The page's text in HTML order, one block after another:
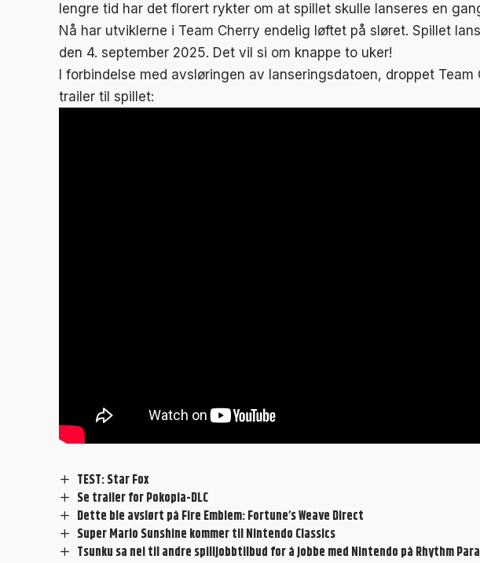
lengre tid har det florert rykter om at spillet skulle lanseres en
Nå har utviklerne i Team Cherry endelig løftet på sløret. Spillet
den 4. september 2025. Det vil si om knappe to uker!
I forbindelse med avsløringen av lanseringsdatoen, droppet
trailer til spillet:
TEST: Star Fox
Se trailer for Pokopia-DLC
Dette ble avslørt på Fire Emblem: Fortune’s Weave Direct
Super Mario Sunshine kommer til Nintendo Classics
Tsunku sa nei til andre spilljobbtilbud for å jobbe med Nintendo på Rhythm